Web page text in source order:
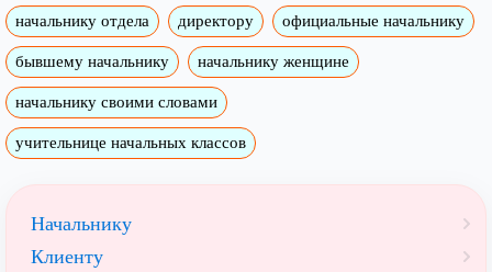
начальнику отдела директору официальные начальнику
бывшему начальнику начальнику женщине
начальнику своими словами
учительнице начальных классов
Начальнику
Клиенту